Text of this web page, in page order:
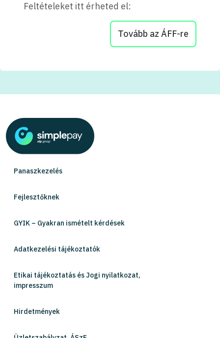
Feltételeket itt érheted el:
Tovább az ÁFF-re
Panaszkezelés
Fejlesztőknek
GYIK – Gyakran ismételt kérdések
Adatkezelési tájékoztatók
Etikai tájékoztatás és Jogi nyilatkozat,
impresszum
Hirdetmények